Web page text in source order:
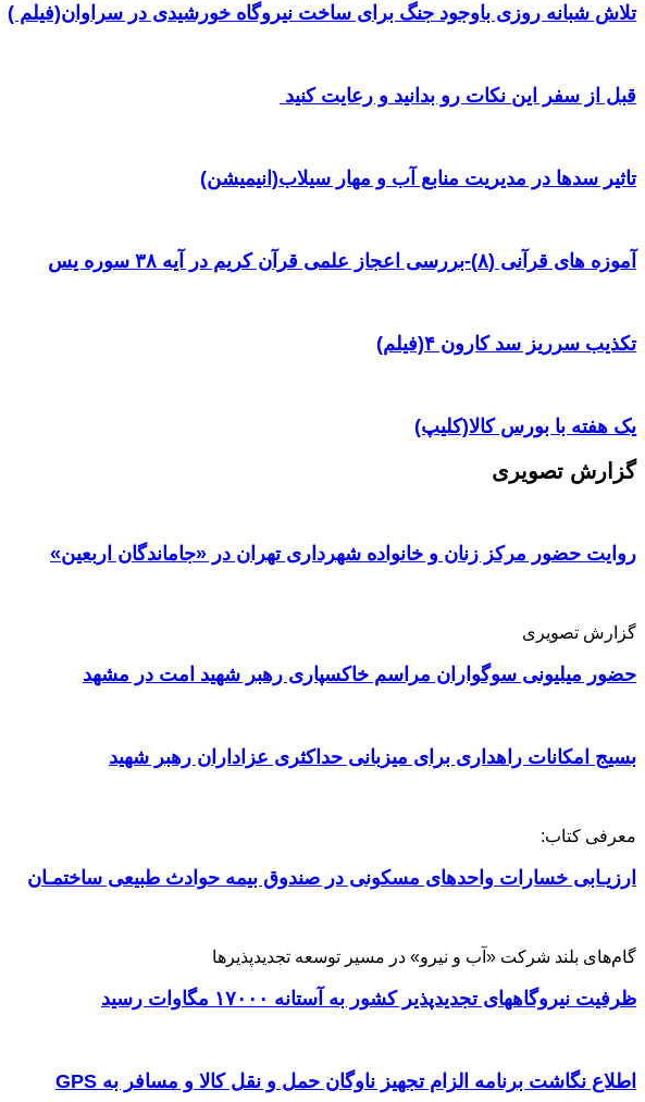
تلاش شبانه روزی باوجود جنگ برای ساخت نیروگاه خورشیدی در سراوان(فیلم )
قبل از سفر این نکات رو بدانید و رعایت کنید ‌
تاثیر سدها در مدیریت منابع آب و مهار سیلاب(انیمیشن)
آموزه های قرآنی (۸)-بررسی اعجاز علمی قرآن کریم در آیه ۳۸ سوره یس
تکذیب سرریز سد کارون ۴(فیلم)
یک هفته با بورس کالا(کلیپ)
گزارش تصویری
روایت حضور مرکز زنان و خانواده شهرداری تهران در «جاماندگان اربعین»
گزارش تصویری
حضور میلیونی سوگواران مراسم خاکسپاری رهبر شهید امت در مشهد
بسیج امکانات راهداری برای میزبانی حداکثری عزاداران رهبر شهید
معرفی کتاب:
ارزیـابی خسارات واحدهای مسکونی در صندوق بیمه حوادث طبیعی ساختمـان
گام‌های بلند شرکت «آب و نیرو» در مسیر توسعه تجدیدپذیرها
ظرفیت نیروگاههای تجدیدپذیر کشور به آستانه ۱۷۰۰۰ مگاوات رسید
اطلاع نگاشت برنامه الزام تجهیز ناوگان حمل و نقل کالا و مسافر به GPS